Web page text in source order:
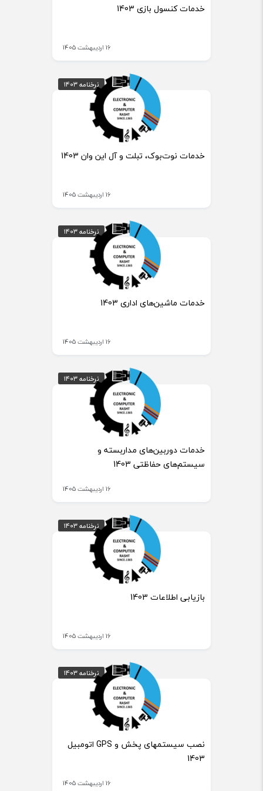
خدمات کنسول بازی 1403
16 اردیبهشت 1405
نرخنامه 1403
نرخنامه 1403
خدمات نوت‌بوک، تبلت و آل این وان 1403
16 اردیبهشت 1405
نرخنامه 1403
نرخنامه 1403
خدمات ماشین‌های اداری 1403
16 اردیبهشت 1405
نرخنامه 1403
نرخنامه 1403
خدمات دوربین‌های مداربسته و
سیستم‌های حفاظتی 1403
16 اردیبهشت 1405
نرخنامه 1403
نرخنامه 1403
بازیابی اطلاعات 1403
16 اردیبهشت 1405
نرخنامه 1403
نرخنامه 1403
نصب سیستمهای پخش و GPS اتومبیل
1403
16 اردیبهشت 1405